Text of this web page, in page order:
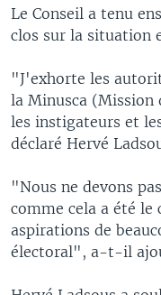
Le Conseil a tenu
clos sur la situation
"J'exhorte les
la Minusca (Mission
les instigateurs et
déclaré Hervé
"Nous ne devons
comme cela a été le
aspirations de
électoral", a-t-il